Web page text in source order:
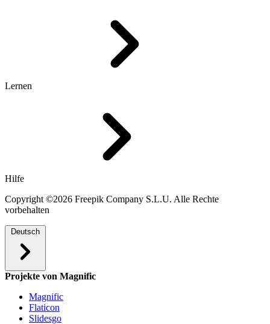
Lernen
Hilfe
Copyright ©2026 Freepik Company S.L.U. Alle Rechte
vorbehalten
Deutsch
Projekte von Magnific
Magnific
Flaticon
Slidesgo